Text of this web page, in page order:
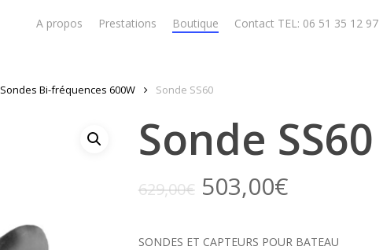
A propos Prestations Boutique Contact TEL: 06 51 35 12 97
Sondes Bi-fréquences 600W Sonde SS60
Sonde SS60
629,00€ 503,00€
SONDES ET CAPTEURS POUR BATEAU